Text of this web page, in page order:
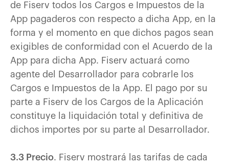
de Fiserv todos los Cargos e Impuestos de la
App pagaderos con respecto a dicha App, en la
forma y el momento en que dichos pagos sean
exigibles de conformidad con el Acuerdo de la
App para dicha App. Fiserv actuará como
agente del Desarrollador para cobrarle los
Cargos e Impuestos de la App. El pago por su
parte a Fiserv de los Cargos de la Aplicación
constituye la liquidación total y definitiva de
dichos importes por su parte al Desarrollador.
3.3 Precio. Fiserv mostrará las tarifas de cada